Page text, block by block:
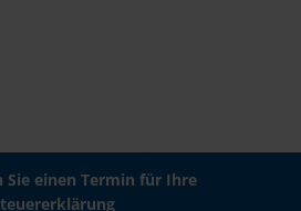
Sie einen Termin für Ihre